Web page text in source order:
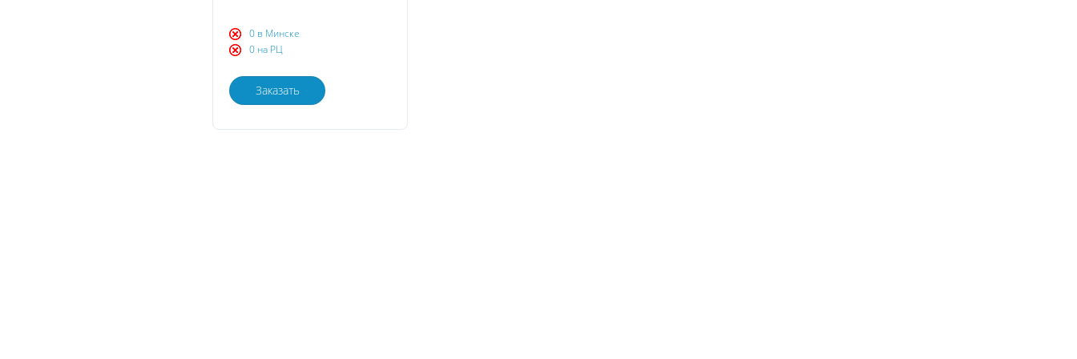
0 в Минске
0 на РЦ
Заказать